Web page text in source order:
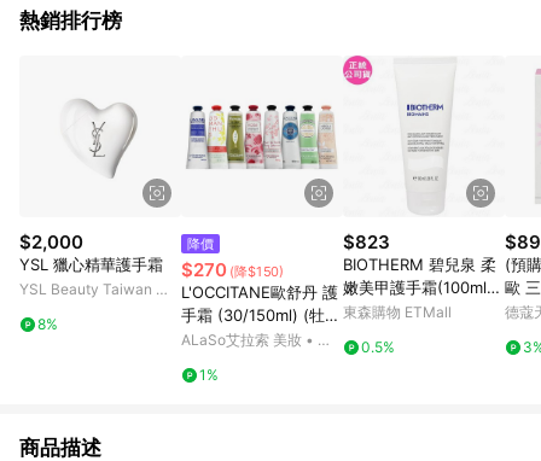
熱銷排行榜
$2,000
YSL 獵心精華護手霜
YSL Beauty Taiwan 官
8%
降價
$270 (降$150)
L'OCCITANE歐舒丹 護
手霜 (30/150ml) (牡
丹/乳油木玫瑰/乳油木/
境乳油木/乳油木密集
ALaSo艾拉索 美妝 • 保
1%
$823
BIOTHERM 碧兒泉 柔
嫩美甲護手霜(100ml)
(公司貨)
東森購物 ETMall
0.5%
(預
歐
手霜
德蔻
商品描述